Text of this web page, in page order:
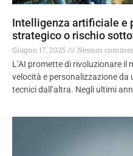
Intelligenza artificiale e
strategico o rischio
Giugno 17, 2025
Nessun
L’AI promette di rivoluzionare il
velocità e personalizzazione da
tecnici dall’altra. Negli ultimi